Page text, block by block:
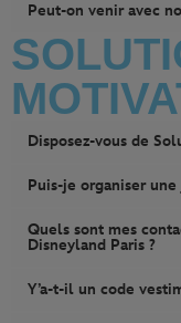
Peut-on venir avec
Disposez-vous de
Puis-je organiser
Quels sont mes
Disneyland Paris ?
Y’a-t-il un code